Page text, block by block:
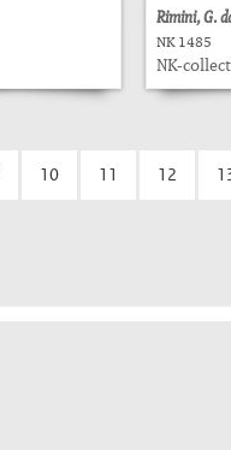
Rimini, G.
NK 1485
NK-
10 11 12